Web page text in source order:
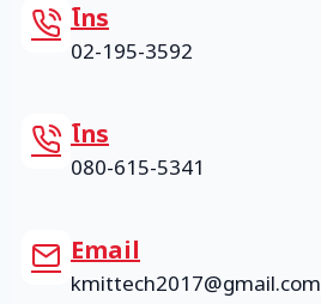
โทร
02-195-3592
โทร
080-615-5341
Email
kmittech2017@gmail.com